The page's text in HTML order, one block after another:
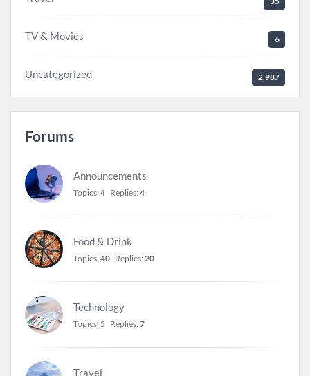
TV & Movies 6
Uncategorized 2,987
Forums
Announcements
Topics: 4 Replies: 4
Food & Drink
Topics: 40 Replies: 20
Technology
Topics: 5 Replies: 7
Travel